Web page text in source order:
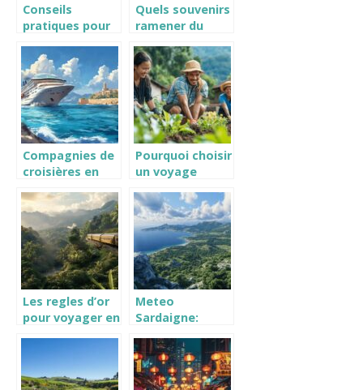
Conseils
pratiques pour
escapades de
week-end
Quels souvenirs
ramener du
plus beaux sacs
en cuir de Fès
Compagnies de
croisières en
Comment
choisir la plus
économique
sans sacrifier la
qualité ?
Pourquoi choisir
un voyage
découvrir le
monde
autrement
Les regles d’or
pour voyager en
en train de
Chiang Mai a
Bangkok
Meteo
Sardaigne:
Exactes & Infos
Climatiques
2023 – Les